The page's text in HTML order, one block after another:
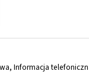
Informacja